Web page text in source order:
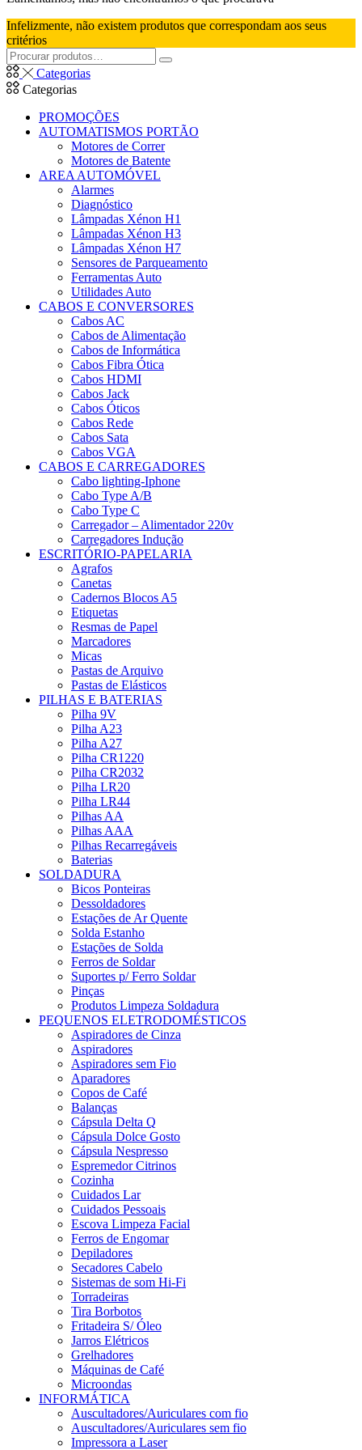
categoria
Infelizmente, não existem produtos que correspondam aos seus
critérios
Pesquisar
por:
Pesquisar
Categorias
Categorias
PROMOÇÕES
AUTOMATISMOS PORTÃO
Motores de Correr
Motores de Batente
AREA AUTOMÓVEL
Alarmes
Diagnóstico
Lâmpadas Xénon H1
Lâmpadas Xénon H3
Lâmpadas Xénon H7
Sensores de Parqueamento
Ferramentas Auto
Utilidades Auto
CABOS E CONVERSORES
Cabos AC
Cabos de Alimentação
Cabos de Informática
Cabos Fibra Ótica
Cabos HDMI
Cabos Jack
Cabos Óticos
Cabos Rede
Cabos Sata
Cabos VGA
CABOS E CARREGADORES
Cabo lighting-Iphone
Cabo Type A/B
Cabo Type C
Carregador – Alimentador 220v
Carregadores Indução
ESCRITÓRIO-PAPELARIA
Agrafos
Canetas
Cadernos Blocos A5
Etiquetas
Resmas de Papel
Marcadores
Micas
Pastas de Arquivo
Pastas de Elásticos
PILHAS E BATERIAS
Pilha 9V
Pilha A23
Pilha A27
Pilha CR1220
Pilha CR2032
Pilha LR20
Pilha LR44
Pilhas AA
Pilhas AAA
Pilhas Recarregáveis
Baterias
SOLDADURA
Bicos Ponteiras
Dessoldadores
Estações de Ar Quente
Solda Estanho
Estações de Solda
Ferros de Soldar
Suportes p/ Ferro Soldar
Pinças
Produtos Limpeza Soldadura
PEQUENOS ELETRODOMÉSTICOS
Aspiradores de Cinza
Aspiradores
Aspiradores sem Fio
Aparadores
Copos de Café
Balanças
Cápsula Delta Q
Cápsula Dolce Gosto
Cápsula Nespresso
Espremedor Citrinos
Cozinha
Cuidados Lar
Cuidados Pessoais
Escova Limpeza Facial
Ferros de Engomar
Depiladores
Secadores Cabelo
Sistemas de som Hi-Fi
Torradeiras
Tira Borbotos
Fritadeira S/ Óleo
Jarros Elétricos
Grelhadores
Máquinas de Café
Microondas
INFORMÁTICA
Auscultadores/Auriculares com fio
Auscultadores/Auriculares sem fio
Impressora a Laser